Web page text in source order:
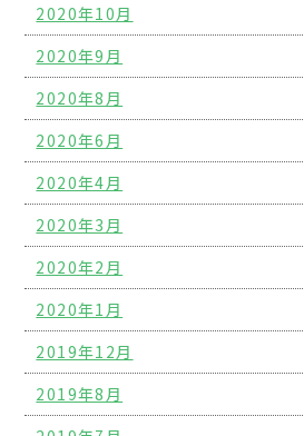
2020年10月
2020年9月
2020年8月
2020年6月
2020年4月
2020年3月
2020年2月
2020年1月
2019年12月
2019年8月